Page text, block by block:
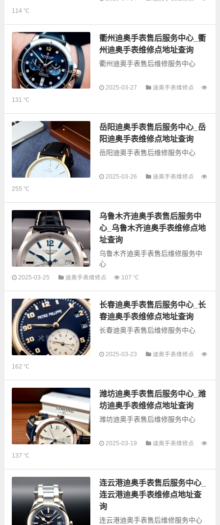
的故障检测维修，手表保养等业
务，为了享受优质的...
114 ℃
衢州迪奥手表售后服务中心_衢
州迪奥手表维修点地址查询
衢州迪奥手表售后维修服务中心
以下是古锋网为您整理的衢州迪奥
的故障检测维修，手表保养等业
务，为了享受优质的...
2025-03-27
迪奥手表维修点
131 ℃
岳阳迪奥手表售后服务中心_岳
阳迪奥手表维修点地址查询
岳阳迪奥手表售后维修服务中心
以下是古锋网为您整理的岳阳迪奥
的故障检测维修，手表保养等业
务，为了享受优质的...
2025-03-26
迪奥手表维修点
255 ℃
乌鲁木齐迪奥手表售后服务中
心_乌鲁木齐迪奥手表维修点地
址查询
乌鲁木齐迪奥手表售后维修服务中
心
迪奥手表售后服务网点和优质维修
点信息，可以为您提供迪奥全型号
手表的故障检测维修，手表保养等
业务，为了...
2025-03-25 迪奥手表维修点 107 ℃
长春迪奥手表售后服务中心_长
春迪奥手表维修点地址查询
长春迪奥手表售后维修服务中心
以下是古锋网为您整理的长春迪奥
的故障检测维修，手表保养等业
务，为了享受优质的...
2025-03-23
迪奥手表维修点
162 ℃
潍坊迪奥手表售后服务中心_潍
坊迪奥手表维修点地址查询
潍坊迪奥手表售后维修服务中心
息，可以为您提供迪奥全型号手表
的故障检测维修，手表保养等业
务，为了享受优质...
2025-03-19
迪奥手表维修点
137 ℃
连云港迪奥手表售后服务中心_
连云港迪奥手表维修点地址查
询
连云港迪奥手表售后维修服务中心